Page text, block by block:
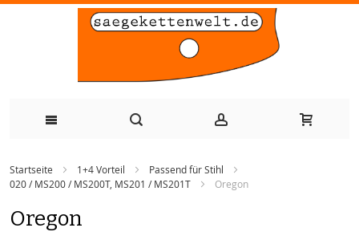
Inhalt
springen
Startseite 1+4 Vorteil
Passend für Stihl
020 / MS200 / MS200T, MS201 / MS201T
Oregon
Oregon